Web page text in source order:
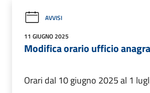
AVVISI
11 GIUGNO 2025
Modifica orario ufficio
Orari dal 10 giugno 2025 al 1